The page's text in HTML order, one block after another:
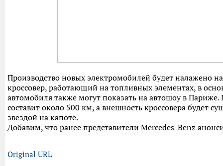
Производство новых электромобилей будет налажено
кроссовер, работающий на топливных элементах, в
автомобиля также могут показать на автошоу в
составит около 500 км, а внешность кроссовера будет
звездой на капоте.
Добавим, что ранее представители Mercedes-Benz
Original URL